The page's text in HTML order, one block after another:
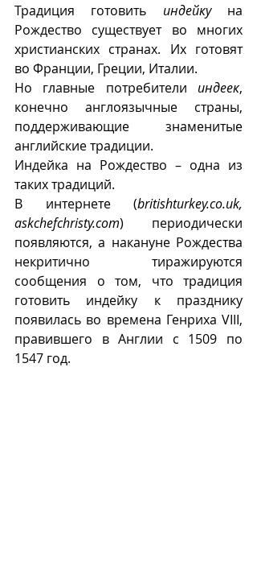
Традиция готовить индейку на
Рождество существует во многих
христианских странах. Их готовят
во Франции, Греции, Италии.
Но главные потребители индеек,
конечно англоязычные страны,
поддерживающие знаменитые
английские традиции.
Индейка на Рождество – одна из
таких традиций.
В интернете (britishturkey.co.uk,
askchefchristy.com) периодически
появляются, а накануне Рождества
некритично тиражируются
сообщения о том, что традиция
готовить индейку к празднику
появилась во времена Генриха VIII,
правившего в Англии с 1509 по
1547 год.